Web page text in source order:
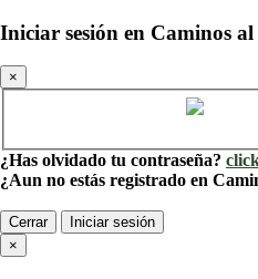
Iniciar sesión en Caminos al
×
¿Has olvidado tu contraseña?
¿Aun no estás registrado en
Cerrar
Iniciar sesión
×